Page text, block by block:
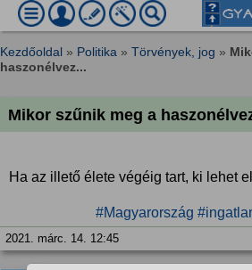
Kezdőoldal » Politika » Törvények, jog »
haszonélvez...
Mikor szűnik meg a
Ha az illető élete végéig tart, ki lehet
#Magyarország
2021. márc. 14. 12:45